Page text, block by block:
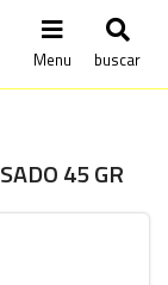
Menu buscar
45 GR